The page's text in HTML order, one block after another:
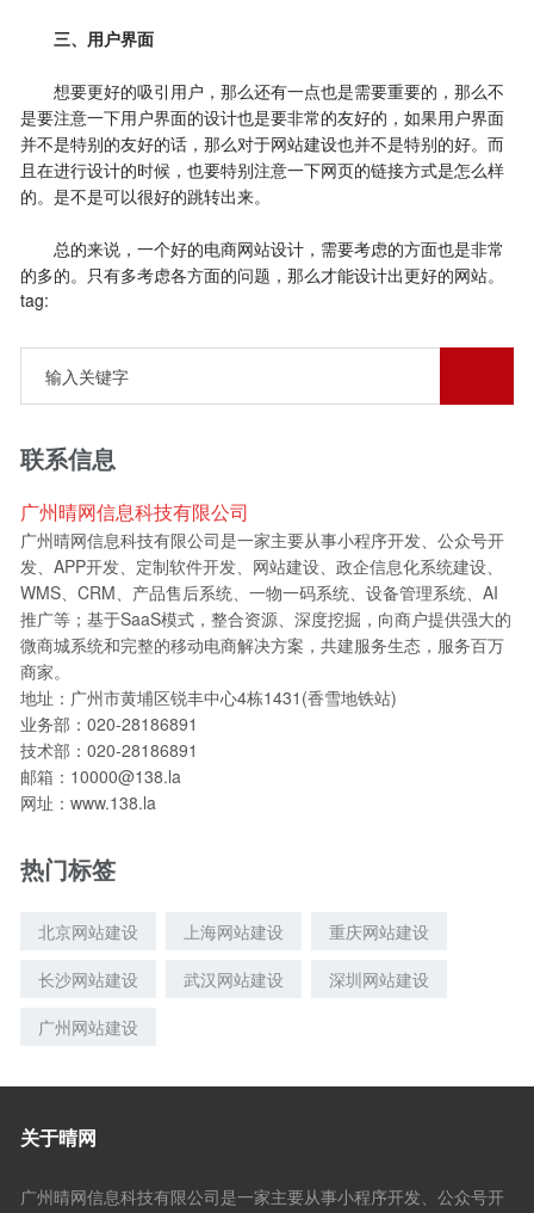
三、用户界面
想要更好的吸引用户，那么还有一点也是需要重要的，那么不
是要注意一下用户界面的设计也是要非常的友好的，如果用户界面
并不是特别的友好的话，那么对于网站建设也并不是特别的好。而
且在进行设计的时候，也要特别注意一下网页的链接方式是怎么样
的。是不是可以很好的跳转出来。
总的来说，一个好的电商网站设计，需要考虑的方面也是非常
的多的。只有多考虑各方面的问题，那么才能设计出更好的网站。
tag:
联系信息
广州晴网信息科技有限公司
广州晴网信息科技有限公司是一家主要从事小程序开发、公众号开
发、APP开发、定制软件开发、网站建设、政企信息化系统建设、
WMS、CRM、产品售后系统、一物一码系统、设备管理系统、AI
推广等；基于SaaS模式，整合资源、深度挖掘，向商户提供强大的
微商城系统和完整的移动电商解决方案，共建服务生态，服务百万
商家。
地址：广州市黄埔区锐丰中心4栋1431(香雪地铁站)
业务部：020-28186891
技术部：020-28186891
邮箱：10000@138.la
网址：www.138.la
热门标签
北京网站建设 上海网站建设
重庆网站建设
长沙网站建设
武汉网站建设
深圳网站建设
广州网站建设
关于晴网
广州晴网信息科技有限公司是一家主要从事小程序开发、公众号开